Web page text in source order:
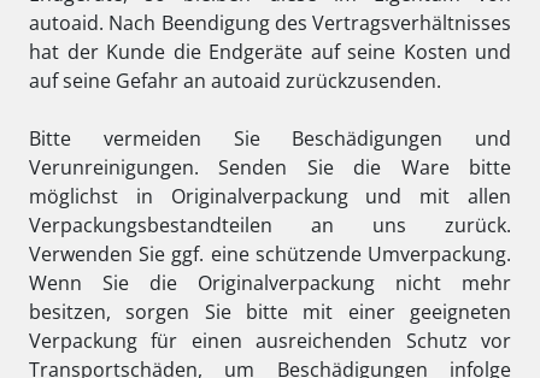
autoaid. Nach Beendigung des Vertragsverhältnisses
hat der Kunde die Endgeräte auf seine Kosten und
auf seine Gefahr an autoaid zurückzusenden.
Bitte vermeiden Sie Beschädigungen und
Verunreinigungen. Senden Sie die Ware bitte
möglichst in Originalverpackung und mit allen
Verpackungsbestandteilen an uns zurück.
Verwenden Sie ggf. eine schützende Umverpackung.
Wenn Sie die Originalverpackung nicht mehr
besitzen, sorgen Sie bitte mit einer geeigneten
Verpackung für einen ausreichenden Schutz vor
Transportschäden, um Beschädigungen infolge